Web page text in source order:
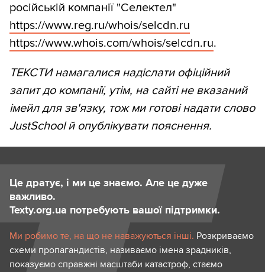
російській компанії "Селектел"
https://www.reg.ru/whois/selcdn.ru
https://www.whois.com/whois/selcdn.ru.
ТЕКСТИ намагалися надіслати офіційний
запит до компанії, утім, на сайті не вказаний
імейл для зв'язку, тож ми готові надати слово
JustSchool й опублікувати пояснення.
Це дратує, і ми це знаємо. Але це дуже
важливо.
Texty.org.ua потребують вашої підтримки.
Ми робимо те, на що не наважуються інші. Розкриваємо
схеми пропагандистів, називаємо імена зрадників,
показуємо справжні масштаби катастроф, стаємо